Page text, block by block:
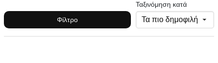
Φίλτρο
Ταξινόμηση κατά